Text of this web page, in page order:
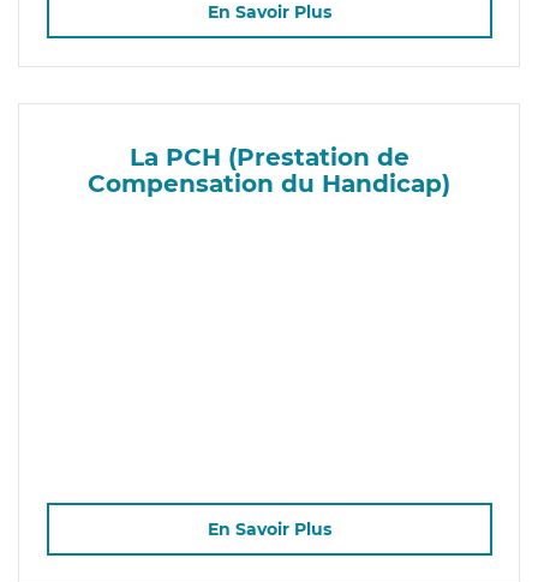
En Savoir Plus
La PCH (Prestation de
Compensation du Handicap)
En Savoir Plus